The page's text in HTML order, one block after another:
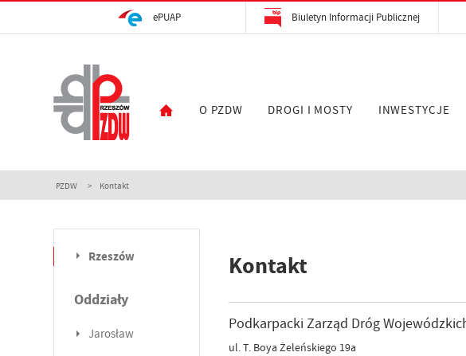
ePUAP Biuletyn Informacji Publicznej
O PZDW DROGI I MOSTY INWESTYCJE
PZDW Kontakt
Rzeszów
Oddziały
Jarosław
Kontakt
Podkarpacki Zarząd Dróg
ul. T. Boya Żeleńskiego 19a